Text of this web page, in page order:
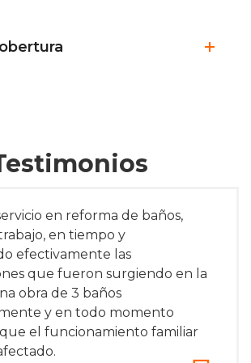
en reforma de baños,
en tiempo y
efectivamente las
que fueron surgiendo en la
obra de 3 baños
y en todo momento
el funcionamiento familiar